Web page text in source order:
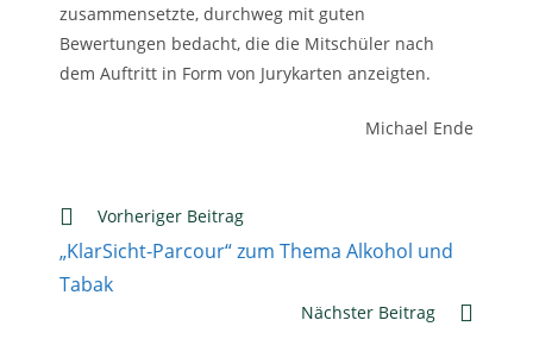
zusammensetzte, durchweg mit guten
Bewertungen bedacht, die die Mitschüler nach
dem Auftritt in Form von Jurykarten anzeigten.
Michael Ende
Weitere
ansehen
Vorheriger Beitrag
„KlarSicht-Parcour“ zum Thema Alkohol und
Tabak
Nächster Beitrag